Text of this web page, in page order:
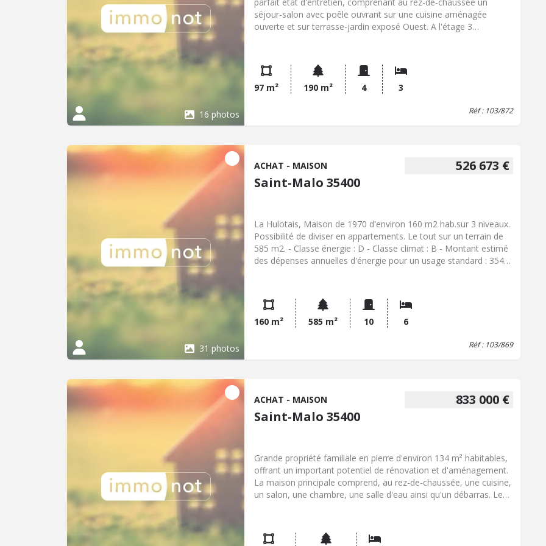
16 photos
séjour-salon avec poêle ouvrant sur une cuisine aménagée
ouverte et sur terrasse-jardin exposé Ouest. A l'étage 3
Classe climat : D - Montant estimé des dépenses annuelles
d'énergie pour un usage standard : 1680 à 2350 € (base 2022) -
Prix Hon. Négo Inclus : 336 122 € dont 3,42% Hon. Négo TTC
97 m² 190 m² 4 3
Réf : 103/872
31 photos
526 673 €
ACHAT - MAISON
Saint-Malo 35400
La Hulotais, Maison de 1970 d'environ 160 m2 hab.sur 3 niveaux.
Possibilité de diviser en appartements. Le tout sur un terrain de
585 m2. - Classe énergie : D - Classe climat : B - Montant estimé
des dépenses annuelles d'énergie pour un usage standard : 3540
€ - Réf : 103/869
160 m² 585 m² 10 6
Réf : 103/869
833 000 €
ACHAT - MAISON
Saint-Malo 35400
Grande propriété familiale en pierre d'environ 134 m² habitables,
offrant un important potentiel de rénovation et d'aménagement.
La maison principale comprend, au rez-de-chaussée, une cuisine,
un salon, une chambre, une salle d'eau ainsi qu'un débarras. Le
création d'espaces supplémentaires selon vos besoins.
L'ensemble immobilier s'accompagne d'une cour et de